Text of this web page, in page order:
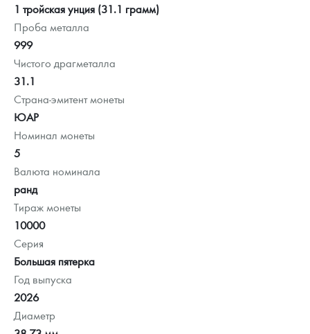
1 тройская унция (31.1 грамм)
Проба металла
999
Чистого драгметалла
31.1
Страна-эмитент монеты
ЮАР
Номинал монеты
5
Валюта номинала
ранд
Тираж монеты
10000
Серия
Большая пятерка
Год выпуска
2026
Диаметр